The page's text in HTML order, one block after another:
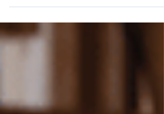
violences